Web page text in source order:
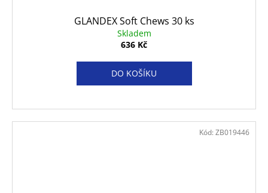
GLANDEX Soft Chews 30 ks
Skladem
636 Kč
DO KOŠÍKU
Kód: ZB019446